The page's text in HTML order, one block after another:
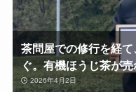
茶問屋での修行を経
ぐ。有機ほうじ茶が売
2026年4月2日